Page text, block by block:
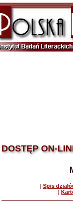
DOSTĘP ON-
| Spis
|